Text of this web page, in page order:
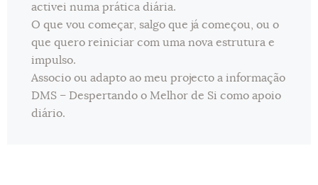
activei numa prática diária.
O que vou começar, salgo que já começou, ou o
que quero reiniciar com uma nova estrutura e
impulso.
Associo ou adapto ao meu projecto a informação
DMS – Despertando o Melhor de Si como apoio
diário.